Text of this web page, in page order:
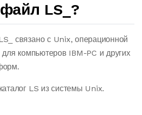
LS_?
связано с Unix, операционной
компьютеров IBM-PC и других
LS из системы Unix.